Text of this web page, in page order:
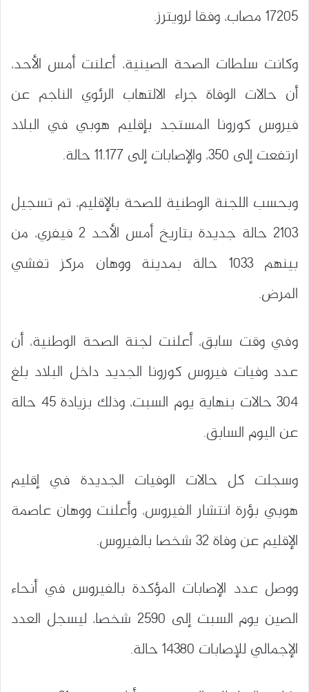
17205 مصاب، وفقا لرويترز.
وكانت سلطات الصحة الصينية، أعلنت أمس الأحد،
أن حالات الوفاة جراء الالتهاب الرئوي الناجم عن
فيروس كورونا المستجد بإقليم هوبي في البلاد
ارتفعت إلى 350، والإصابات إلى 11.177 حالة.
وبحسب اللجنة الوطنية للصحة بالإقليم، تم تسجيل
2103 حالة جديدة بتاريخ أمس الأحد 2 فيفري، من
بينهم 1033 حالة بمدينة ووهان مركز تفشي
المرض.
وفي وقت سابق، أعلنت لجنة الصحة الوطنية، أن
عدد وفيات فيروس كورونا الجديد داخل البلاد بلغ
304 حالات بنهاية يوم السبت، وذلك بزيادة 45 حالة
عن اليوم السابق.
وسجلت كل حالات الوفيات الجديدة في إقليم
هوبي بؤرة انتشار الفيروس، وأعلنت ووهان عاصمة
الإقليم عن وفاة 32 شخصا بالفيروس.
ووصل عدد الإصابات المؤكدة بالفيروس في أنحاء
الصين يوم السبت إلى 2590 شخصا، ليسجل العدد
الإجمالي للإصابات 14380 حالة.